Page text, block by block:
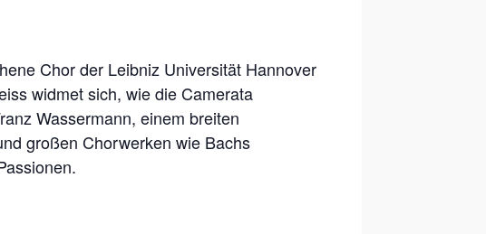
Chor der Leibniz Universität Hannover
widmet sich, wie die Camerata
Wassermann, einem breiten
großen Chorwerken wie Bachs